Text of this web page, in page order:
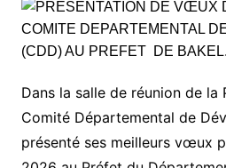
Dans la salle de réunion de la
Comité Départemental de
présenté ses meilleurs vœux